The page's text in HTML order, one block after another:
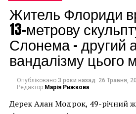
цифрового и
традиционного
искусства»,
в Christie’s.
Facebook
Twitter
Pinterest
Житель Флориди
13-метрову
Слонема – другий
вандалізму цього
Опубліковано 3 роки назад 26 Травня,
Редактор Марія Рижкова
Дерек Алан Модрок, 49-річний